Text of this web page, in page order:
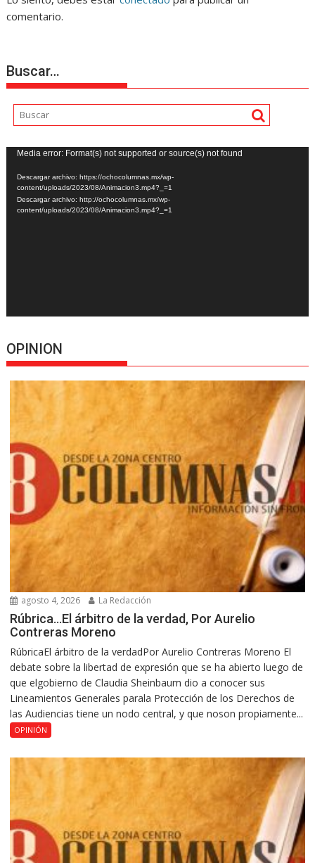
comentario.
Buscar…
Reproductor
de
vídeo
Media error: Format(s) not supported or source(s) not found
Descargar archivo: https://ochocolumnas.mx/wp-
content/uploads/2023/08/Animacion3.mp4?_=1
Descargar archivo: http://ochocolumnas.mx/wp-
content/uploads/2023/08/Animacion3.mp4?_=1
OPINION
agosto 4, 2026 La Redacción
Rúbrica…El árbitro de la verdad, Por Aurelio
Contreras Moreno
RúbricaEl árbitro de la verdadPor Aurelio Contreras Moreno El
debate sobre la libertad de expresión que se ha abierto luego de
que elgobierno de Claudia Sheinbaum dio a conocer sus
Lineamientos Generales parala Protección de los Derechos de
las Audiencias tiene un nodo central, y que noson propiamente...
OPINIÓN